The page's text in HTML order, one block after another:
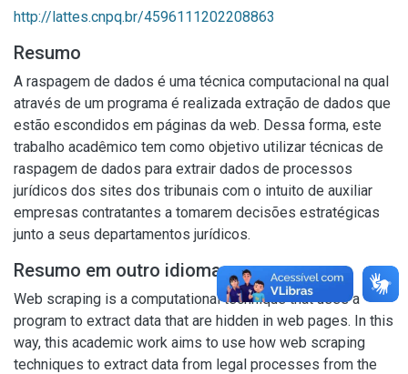
http://lattes.cnpq.br/4596111202208863
Resumo
A raspagem de dados é uma técnica computacional na qual
através de um programa é realizada extração de dados que
estão escondidos em páginas da web. Dessa forma, este
trabalho acadêmico tem como objetivo utilizar técnicas de
raspagem de dados para extrair dados de processos
jurídicos dos sites dos tribunais com o intuito de auxiliar
empresas contratantes a tomarem decisões estratégicas
junto a seus departamentos jurídicos.
Resumo em outro idioma
Web scraping is a computational technique that uses a
program to extract data that are hidden in web pages. In this
way, this academic work aims to use how web scraping
techniques to extract data from legal processes from the